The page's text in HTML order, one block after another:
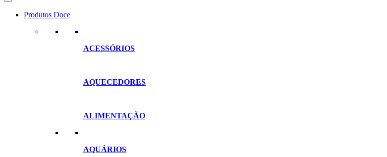
Produtos Doce
ACESSÓRIOS
AQUECEDORES
ALIMENTAÇÃO
AQUÁRIOS